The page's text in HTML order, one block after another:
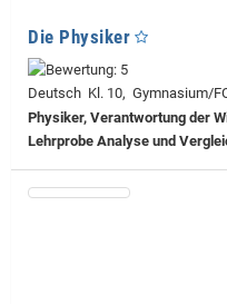
Die Physiker
Deutsch Kl. 10, Gymnasium/
Physiker, Verantwortung der
Lehrprobe Analyse und